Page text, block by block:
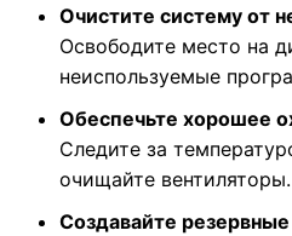
Очистите систему от
Освободите место на
неиспользуемые
Обеспечьте хорошее
Следите за
очищайте вентиляторы.
Создавайте